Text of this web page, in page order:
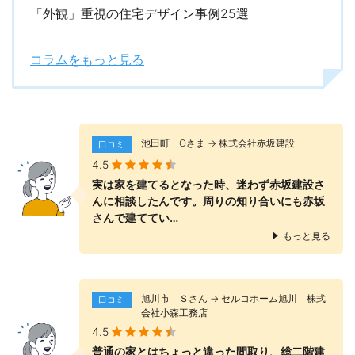
「外観」重視の住宅デザイン事例25選
コラムをもっと見る
口コミ 池田町 Оさま → 株式会社赤坂建設
4.5
実は家を建てるとなった時、迷わず赤坂建設さ
んに相談したんです。周りの知り合いにも赤坂
さんで建ててい…
もっと見る
口コミ
旭川市 Ｓさん → セルコホーム旭川 株式
会社小森工務店
4.5
普通の家とはちょっと違った間取り、総二階建